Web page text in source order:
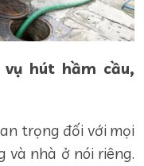
hút hầm cầu,
trọng đối với mọi
và nhà ở nói riêng.